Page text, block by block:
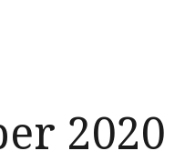
2020